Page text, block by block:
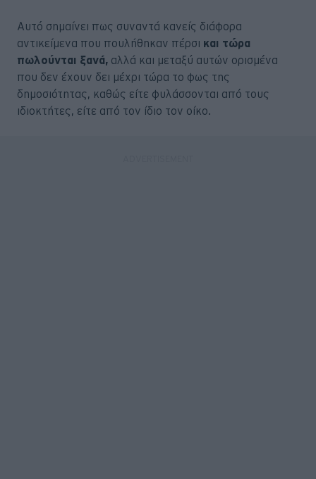
Αυτό σημαίνει πως συναντά κανείς διάφορα
αντικείμενα που πουλήθηκαν πέρσι και τώρα
πωλούνται ξανά, αλλά και μεταξύ αυτών ορισμένα
που δεν έχουν δει μέχρι τώρα το φως της
δημοσιότητας, καθώς είτε φυλάσσονται από τους
ιδιοκτήτες, είτε από τον ίδιο τον οίκο.